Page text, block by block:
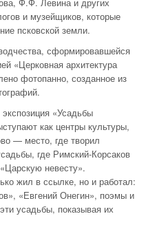
и музейщиков, которые
псковской земли.
сформировавшейся
«Церковная архитектура
фотопанно, созданное из
«Усадьбы
как центры культуры,
— место, где творил
где Римский-Корсаков
невесту».
жил в ссылке, но и работал:
«Евгений Онегин», поэмы и
усадьбы, показывая их